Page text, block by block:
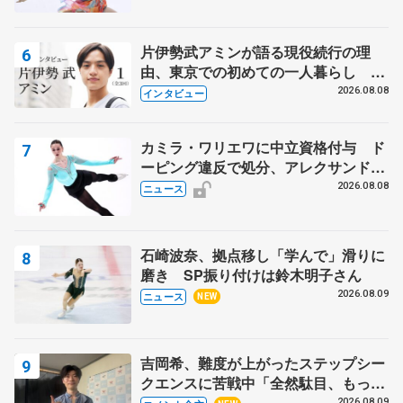
片伊勢武アミンが語る現役続行の理
由、東京での初めての一人暮らし 注
目スケーターの「今」に迫る
インタビュー 2026.08.08
カミラ・ワリエワに中立資格付与 ド
ーピング違反で処分、アレクサンド
ラ・イグナトワも
ニュース 2026.08.08
石崎波奈、拠点移し「学んで」滑りに
磨き SP振り付けは鈴木明子さん
ニュース NEW 2026.08.09
吉岡希、難度が上がったステップシー
クエンスに苦戦中「全然駄目、もっと